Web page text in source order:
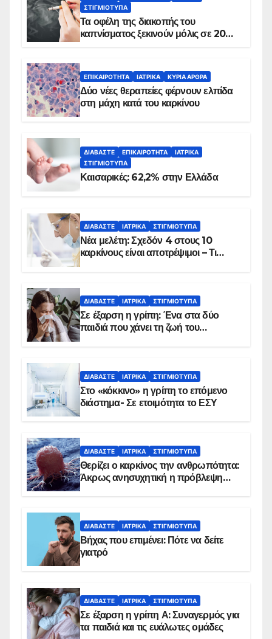
ΣΤΙΓΜΙΌΤΥΠΑ
Τα οφέλη της διακοπής του
καπνίσματος ξεκινούν μόλις σε 20
ΕΠΙΚΑΙΡΌΤΗΤΑ ΙΑΤΡΙΚΆ ΚΥΡΙΑ ΑΡΘΡΑ
Δύο νέες θεραπείες φέρνουν ελπίδα
στη μάχη κατά του καρκίνου
ΔΙΑΒΆΣΤΕ ΕΠΙΚΑΙΡΌΤΗΤΑ
ΙΑΤΡΙΚΆ
ΣΤΙΓΜΙΌΤΥΠΑ
Καισαρικές: 62,2% στην Ελλάδα
ΔΙΑΒΆΣΤΕ ΙΑΤΡΙΚΆ ΣΤΙΓΜΙΌΤΥΠΑ
Νέα μελέτη: Σχεδόν 4 στους 10
καρκίνους είναι αποτρέψιμοι – Τι
ΔΙΑΒΆΣΤΕ ΙΑΤΡΙΚΆ ΣΤΙΓΜΙΌΤΥΠΑ
Σε έξαρση η γρίπη: Ένα στα δύο
παιδιά που χάνει τη ζωή του
ΔΙΑΒΆΣΤΕ ΙΑΤΡΙΚΆ ΣΤΙΓΜΙΌΤΥΠΑ
Στο «κόκκινο» η γρίπη το επόμενο
διάστημα- Σε ετοιμότητα το ΕΣΥ
ΔΙΑΒΆΣΤΕ ΙΑΤΡΙΚΆ ΣΤΙΓΜΙΌΤΥΠΑ
Θερίζει ο καρκίνος την ανθρωπότητα:
Άκρως ανησυχητική η πρόβλεψη…
ΔΙΑΒΆΣΤΕ ΙΑΤΡΙΚΆ ΣΤΙΓΜΙΌΤΥΠΑ
Βήχας που επιμένει: Πότε να δείτε
γιατρό
ΔΙΑΒΆΣΤΕ ΙΑΤΡΙΚΆ ΣΤΙΓΜΙΌΤΥΠΑ
Σε έξαρση η γρίπη Α: Συναγερμός για
τα παιδιά και τις ευάλωτες ομάδες